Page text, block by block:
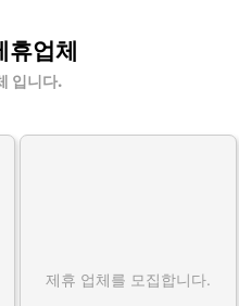
휴업체
입니다.
제휴 업체를 모집합니다.